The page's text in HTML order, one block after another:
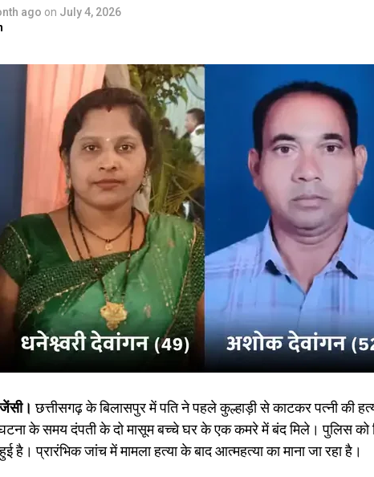
ago on July 4, 2026
छत्तीसगढ़ के बिलासपुर में पति ने पहले कुल्हाड़ी से काटकर पत्नी की
के समय दंपती के दो मासूम बच्चे घर के एक कमरे में बंद मिले। पुलिस को
है। प्रारंभिक जांच में मामला हत्या के बाद आत्महत्या का माना जा रहा है।